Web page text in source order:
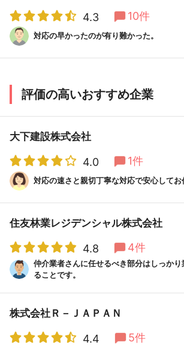
4.3 10件
対応の早かったのが有り難かった。
評価の高いおすすめ企業
大下建設株式会社
4.0 1件
対応の速さと親切丁寧な対応で安心してお
住友林業レジデンシャル株式会社
4.8 4件
仲介業者さんに任せるべき部分はしっか
ることです。
株式会社Ｒ－ＪＡＰＡＮ
4.4 5件